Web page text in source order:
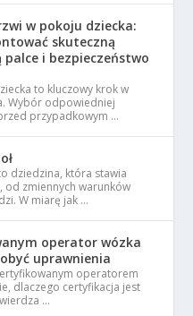
w pokoju dziecka:
skuteczną
palce i bezpieczeństwo
to kluczowy krok w
Wybór odpowiedniej
przypadkowym …
dziedzina, która stawia
od zmiennych warunków
W miarę jak …
operator wózka
uprawnienia
operatorem
dlaczego certyfikacja jest
…